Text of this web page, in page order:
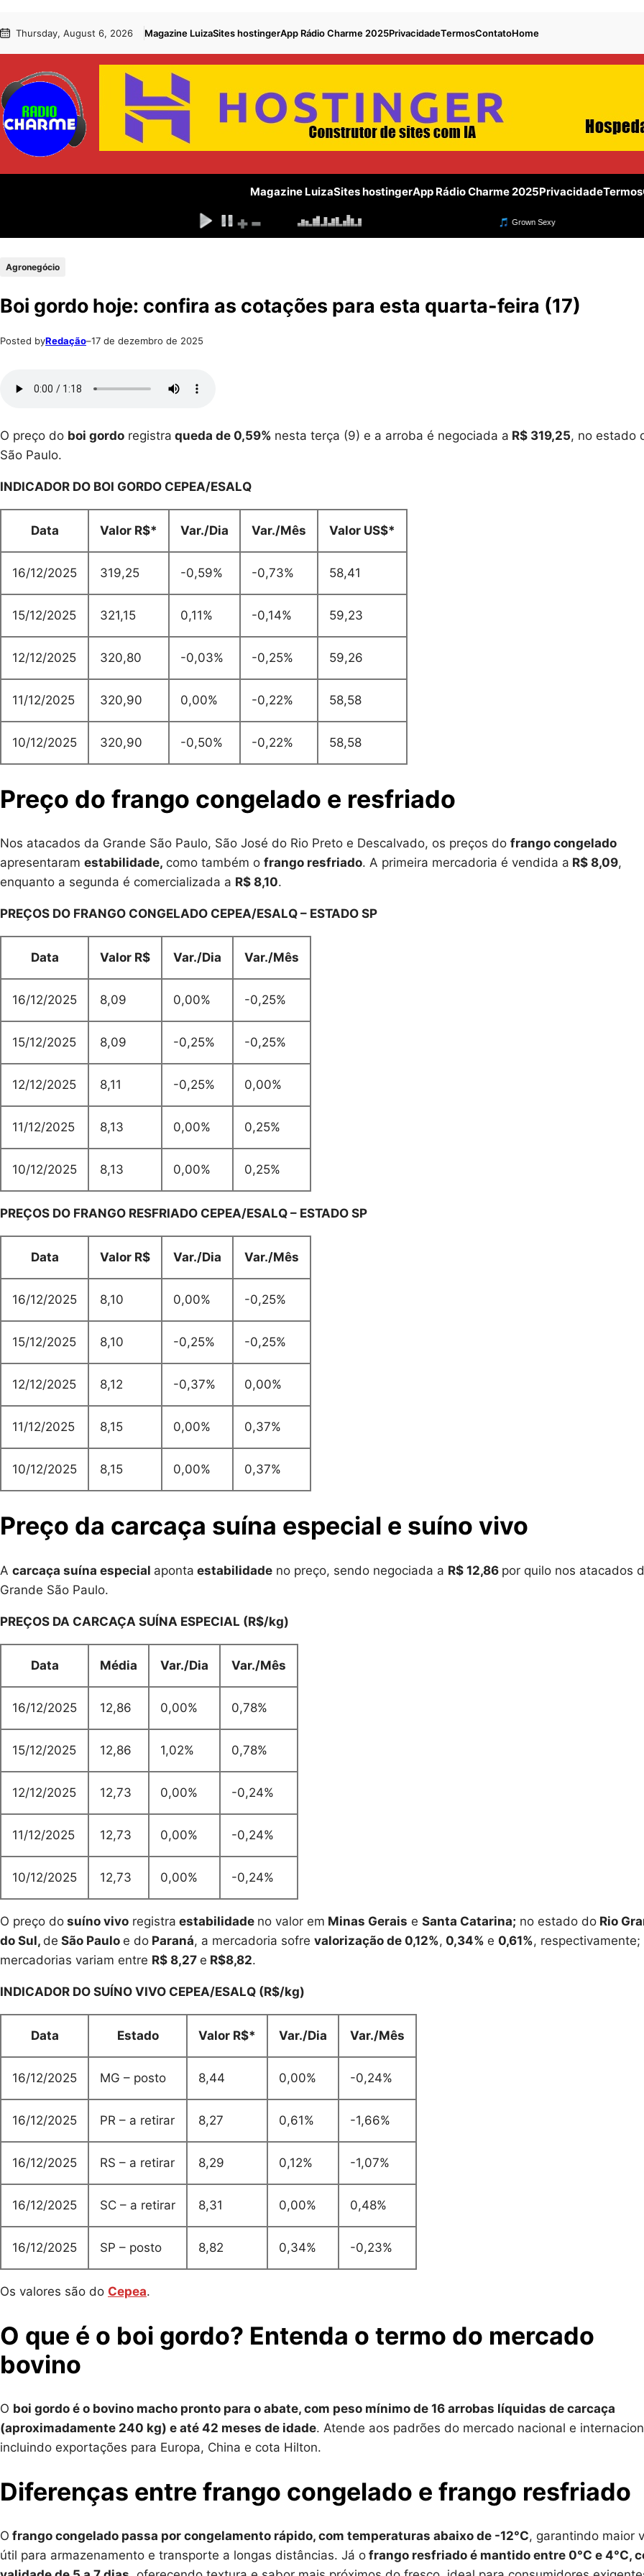
para
conteúdo
to Thursday, August 6, 2026 Magazine LuizaSites hostingerApp Rádio Charme 2025PrivacidadeTermosContatoHome
Magazine LuizaSites hostingerApp Rádio Charme 2025PrivacidadeTermos
Agronegócio
Boi gordo hoje: confira as cotações para esta quarta-feira (17)
Posted byRedação–17 de dezembro de 2025
O preço do boi gordo registra queda de 0,59% nesta terça (9) e a arroba é negociada a R$ 319,25, no estado
São Paulo.
INDICADOR DO BOI GORDO CEPEA/ESALQ
Data Valor R$* Var./Dia Var./Mês Valor US$*
16/12/2025 319,25 -0,59% -0,73% 58,41
15/12/2025 321,15 0,11% -0,14% 59,23
12/12/2025 320,80 -0,03% -0,25% 59,26
11/12/2025 320,90 0,00% -0,22% 58,58
10/12/2025 320,90 -0,50% -0,22% 58,58
Preço do frango congelado e resfriado
Nos atacados da Grande São Paulo, São José do Rio Preto e Descalvado, os preços do frango congelado
apresentaram estabilidade, como também o frango resfriado. A primeira mercadoria é vendida a R$ 8,09,
enquanto a segunda é comercializada a R$ 8,10.
PREÇOS DO FRANGO CONGELADO CEPEA/ESALQ – ESTADO SP
Data Valor R$ Var./Dia Var./Mês
16/12/2025 8,09 0,00% -0,25%
15/12/2025 8,09 -0,25% -0,25%
12/12/2025 8,11 -0,25% 0,00%
11/12/2025 8,13 0,00% 0,25%
10/12/2025 8,13 0,00% 0,25%
PREÇOS DO FRANGO RESFRIADO CEPEA/ESALQ – ESTADO SP
Data Valor R$ Var./Dia Var./Mês
16/12/2025 8,10 0,00% -0,25%
15/12/2025 8,10 -0,25% -0,25%
12/12/2025 8,12 -0,37% 0,00%
11/12/2025 8,15 0,00% 0,37%
10/12/2025 8,15 0,00% 0,37%
Preço da carcaça suína especial e suíno vivo
A carcaça suína especial aponta estabilidade no preço, sendo negociada a R$ 12,86 por quilo nos atacados
Grande São Paulo.
PREÇOS DA CARCAÇA SUÍNA ESPECIAL (R$/kg)
Data Média Var./Dia Var./Mês
16/12/2025 12,86 0,00% 0,78%
15/12/2025 12,86 1,02% 0,78%
12/12/2025 12,73 0,00% -0,24%
11/12/2025 12,73 0,00% -0,24%
10/12/2025 12,73 0,00% -0,24%
O preço do suíno vivo registra estabilidade no valor em Minas Gerais e Santa Catarina; no estado do Rio
do Sul, de São Paulo e do Paraná, a mercadoria sofre valorização de 0,12%, 0,34% e 0,61%, respectivamente;
mercadorias variam entre R$ 8,27 e R$8,82.
INDICADOR DO SUÍNO VIVO CEPEA/ESALQ (R$/kg)
Data Estado Valor R$* Var./Dia Var./Mês
16/12/2025 MG – posto 8,44 0,00% -0,24%
16/12/2025 PR – a retirar 8,27 0,61% -1,66%
16/12/2025 RS – a retirar 8,29 0,12% -1,07%
16/12/2025 SC – a retirar 8,31 0,00% 0,48%
16/12/2025 SP – posto 8,82 0,34% -0,23%
Os valores são do Cepea.
O que é o boi gordo? Entenda o termo do mercado
bovino
O boi gordo é o bovino macho pronto para o abate, com peso mínimo de 16 arrobas líquidas de carcaça
(aproximadamente 240 kg) e até 42 meses de idade. Atende aos padrões do mercado nacional e
incluindo exportações para Europa, China e cota Hilton.
Diferenças entre frango congelado e frango resfriado
O frango congelado passa por congelamento rápido, com temperaturas abaixo de -12°C, garantindo maior
útil para armazenamento e transporte a longas distâncias. Já o frango resfriado é mantido entre 0°C e 4°C,